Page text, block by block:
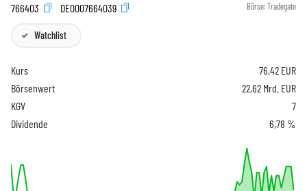
766403
DE0007664039 Börse: Tradegate
Watchlist
Kurs 76,42 EUR
Börsenwert
22,62 Mrd. EUR
KGV
7
Dividende
6,78 %